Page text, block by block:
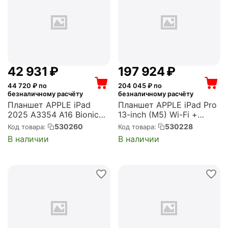
42 931 ₽
44 720 ₽ по
безналичному расчёту
Планшет APPLE iPad
2025 A3354 A16 Bionic
5C RAM6Gb ROM128Gb
11" IPS 2360x1640 iOS
желтый 12Mpix 12Mpix
Код товара: 530260
В наличии
197 924₽
204 045₽ по
безналичному расчёту
Планшет APPLE iPad Pro
13-inch (M5) Wi-Fi +
Cellular 512Gb with
Standard glass Space
Black, (невозможно
Код товара: 530228
В наличии